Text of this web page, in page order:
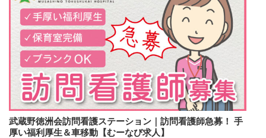
武蔵野徳洲会訪問看護ステーション｜訪問看護師急募！ 手
厚い福利厚生＆車移動【むーなび求人】